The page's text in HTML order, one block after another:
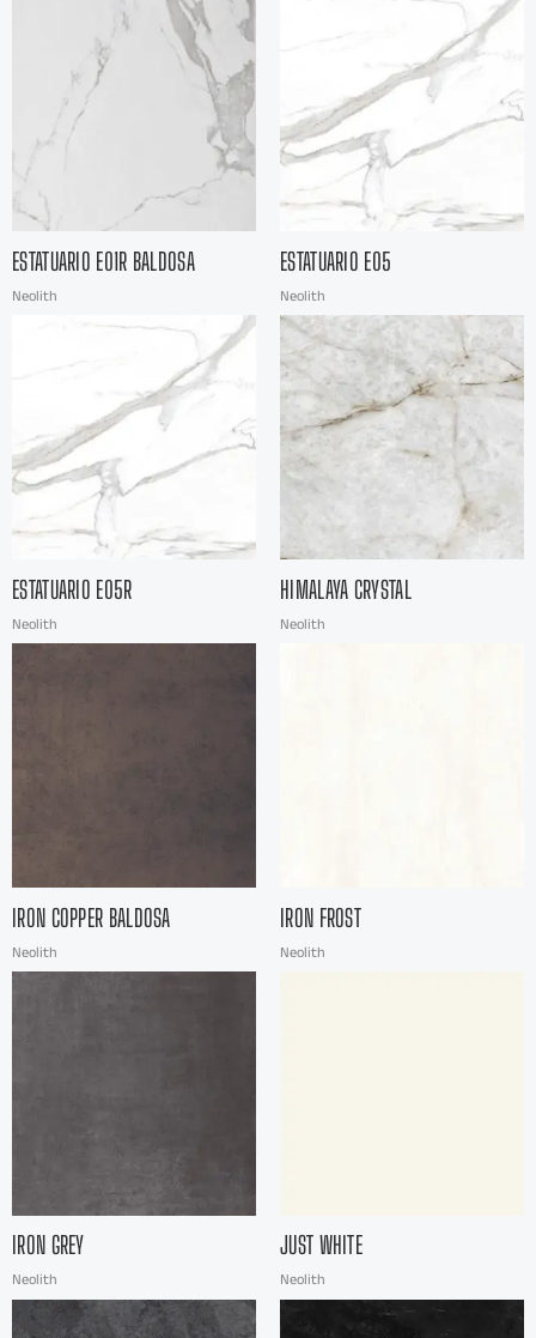
ESTATUARIO E01R BALDOSA
Neolith
ESTATUARIO E05
Neolith
ESTATUARIO E05R
Neolith
HIMALAYA CRYSTAL
Neolith
IRON COPPER BALDOSA
Neolith
IRON FROST
Neolith
IRON GREY
Neolith
JUST WHITE
Neolith